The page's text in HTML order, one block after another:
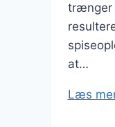
trænger
at…
Læs